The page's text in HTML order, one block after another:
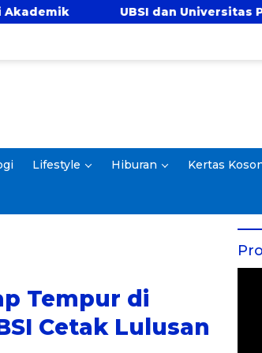
dan Universitas Panca Bhakti
Lifestyle Hiburan Kertas
Tempur di
Cetak Lulusan